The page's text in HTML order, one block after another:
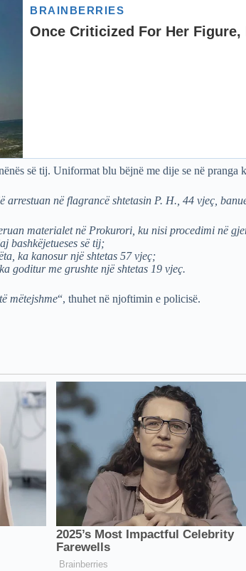
së tij. Uniformat blu bëjnë me dije se në pranga
në flagrancë shtetasin P. H., 44 vjeç,
materialet në Prokurori, ku nisi procedimi në
bashkëjetueses së tij;
ka kanosur një shtetas 57 vjeç;
goditur me grushte një shtetas 19 vjeç.
mëtejshme“, thuhet në njoftimin e policisë.